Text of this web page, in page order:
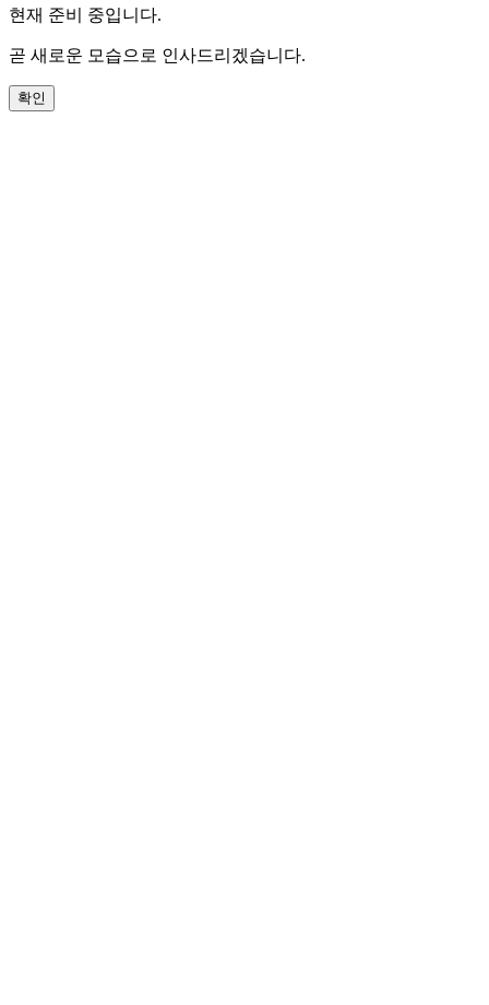
현재 준비 중입니다.
곧 새로운 모습으로 인사드리겠습니다.
확인